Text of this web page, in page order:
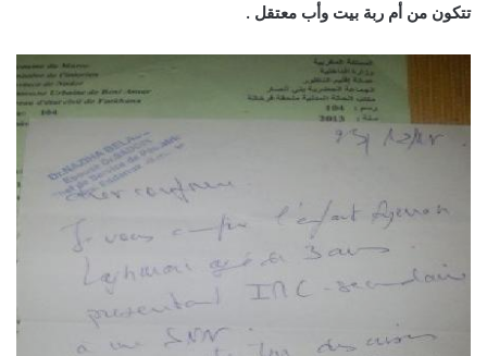
تتكون من أم ربة بيت وأب معتقل .